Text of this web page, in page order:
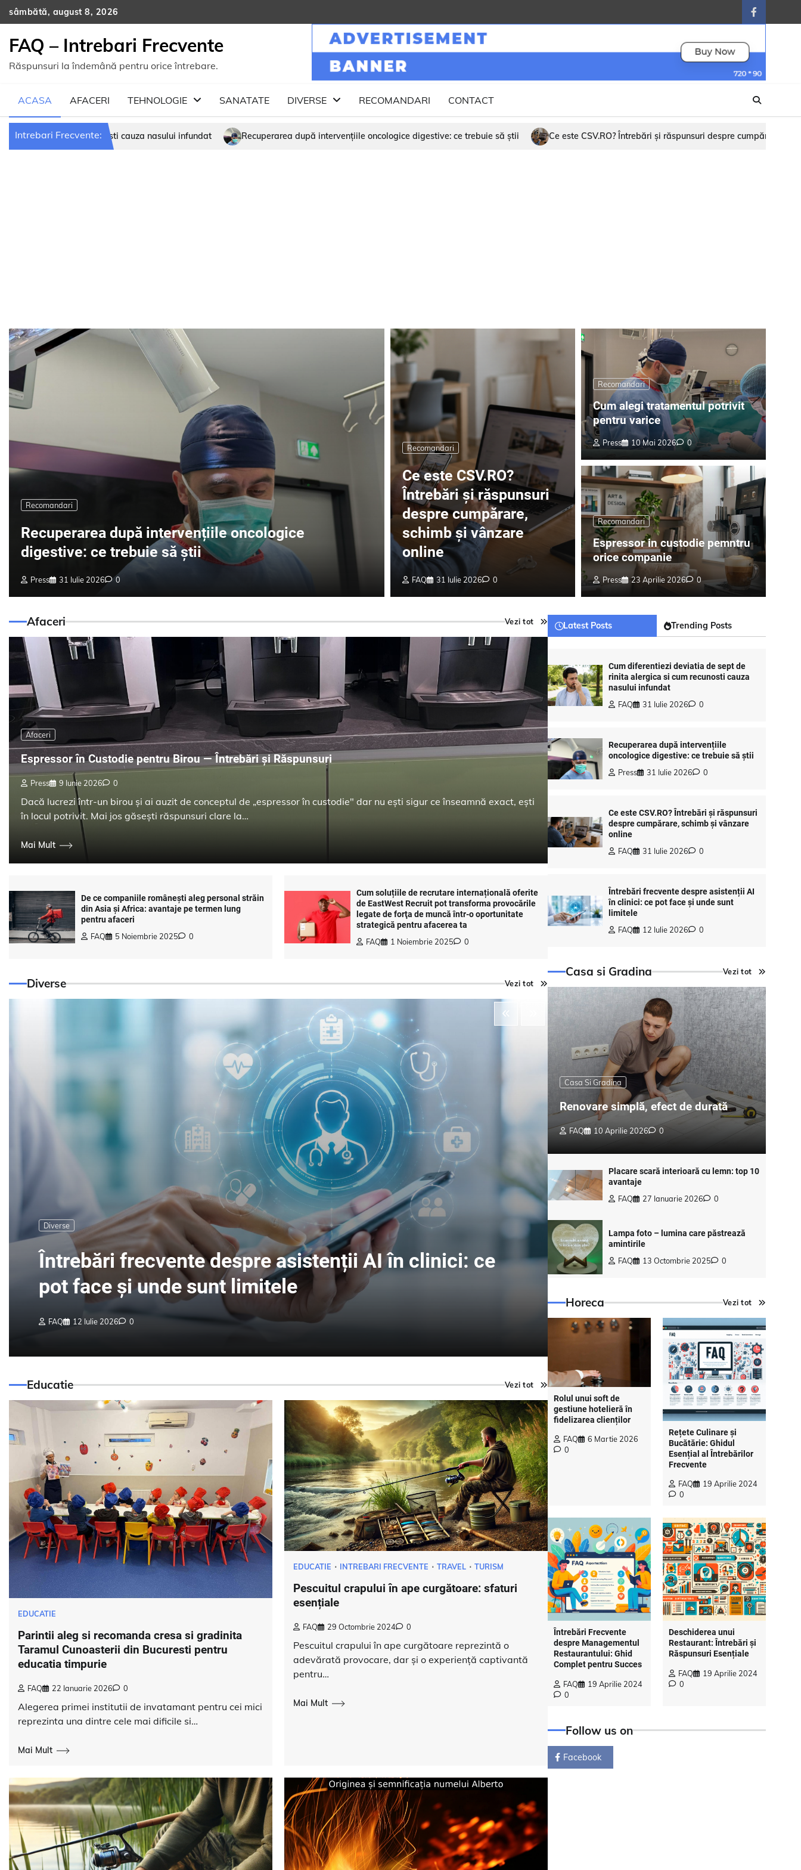
Skip
to
sâmbătă, august 8, 2026
facebook
FAQ – Intrebari Frecvente
Răspunsuri la îndemână pentru orice întrebare.
ACASA AFACERI TEHNOLOGIE SANATATE DIVERSE RECOMANDARI CONTACT
Intrebari Frecvente: Recuperarea după intervențiile oncologice digestive: ce trebuie să știi Ce este CSV.RO? Întrebări și răspunsuri despre cumpărare, schimb și vânzare online
Recomandari
Recuperarea după intervențiile oncologice
digestive: ce trebuie să știi
Press 31 Iulie 2026 0
Recomandari
Ce este CSV.RO?
Întrebări și răspunsuri
despre cumpărare,
schimb și vânzare
online
FAQ 31 Iulie 2026 0
Recomandari
Cum alegi tratamentul potrivit
pentru varice
Press 10 Mai 2026 0
Recomandari
Espressor in custodie pemntru
orice companie
Press 23 Aprilie 2026 0
Afaceri Vezi tot
Afaceri
Espressor în Custodie pentru Birou — Întrebări și Răspunsuri
Press 9 Iunie 2026 0
Dacă lucrezi într-un birou și ai auzit de conceptul de „espressor în custodie" dar nu ești sigur ce înseamnă exact, ești
în locul potrivit. Mai jos găsești răspunsuri clare la…
Mai Mult
De ce companiile românești aleg personal străin
din Asia și Africa: avantaje pe termen lung
pentru afaceri
FAQ
5 Noiembrie 2025 0
Cum soluțiile de recrutare internațională oferite
de EastWest Recruit pot transforma provocările
legate de forţa de muncă într-o oportunitate
strategică pentru afacerea ta
FAQ
1 Noiembrie 2025 0
Diverse Vezi tot
Diverse
Întrebări frecvente despre asistenții AI în clinici: ce
pot face și unde sunt limitele
FAQ 12 Iulie 2026 0
Diverse
Cum găsești o licență
FAQ 17 Iunie 2026
Educatie Vezi tot
EDUCATIE
Parintii aleg si recomanda cresa si gradinita
Taramul Cunoasterii din Bucuresti pentru
educatia timpurie
FAQ 22 Ianuarie 2026 0
Alegerea primei institutii de invatamant pentru cei mici
reprezinta una dintre cele mai dificile si…
Mai Mult
EDUCATIE INTREBARI FRECVENTE TRAVEL TURISM
Pescuitul crapului în ape curgătoare: sfaturi
esențiale
FAQ 29 Octombrie 2024 0
Pescuitul crapului în ape curgătoare reprezintă o
adevărată provocare, dar și o experiență captivantă
pentru…
Mai Mult
Latest Posts Trending Posts
Cum diferentiezi deviatia de sept de
rinita alergica si cum recunosti cauza
nasului infundat
FAQ
31 Iulie 2026 0
Recuperarea după intervențiile
oncologice digestive: ce trebuie să știi
Press
31 Iulie 2026 0
Ce este CSV.RO? Întrebări și răspunsuri
despre cumpărare, schimb și vânzare
online
FAQ
31 Iulie 2026 0
Întrebări frecvente despre asistenții AI
în clinici: ce pot face și unde sunt
limitele
FAQ
12 Iulie 2026 0
Casa si Gradina Vezi tot
Casa Si Gradina
Renovare simplă, efect de durată
FAQ 10 Aprilie 2026 0
Placare scară interioară cu lemn: top 10
avantaje
FAQ
27 Ianuarie 2026 0
Lampa foto – lumina care păstrează
amintirile
FAQ
13 Octombrie 2025 0
Horeca Vezi tot
Rolul unui soft de
gestiune hotelieră în
fidelizarea clienților
FAQ
6 Martie 2026
0
Rețete Culinare și
Bucătărie: Ghidul
Esențial al Întrebărilor
Frecvente
FAQ
19 Aprilie 2024
0
Întrebări Frecvente
despre Managementul
Restaurantului: Ghid
Complet pentru Succes
FAQ
19 Aprilie 2024
0
Deschiderea unui
Restaurant: Întrebări și
Răspunsuri Esențiale
FAQ
19 Aprilie 2024
0
Follow us on
Facebook